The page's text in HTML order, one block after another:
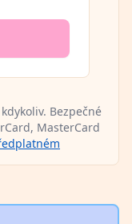
Bezpečné
MasterCard